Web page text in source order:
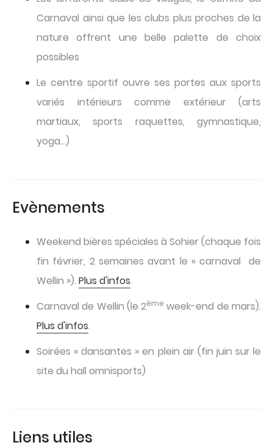
Carnaval ainsi que les clubs plus proches de la
nature offrent une belle palette de choix
possibles
Le centre sportif ouvre ses portes aux sports
variés intérieurs comme extérieur (arts
martiaux, sports raquettes, gymnastique,
yoga…)
Evènements
Weekend bières spéciales à Sohier (chaque fois
fin février, 2 semaines avant le « carnaval de
Wellin »). Plus d'infos.
Carnaval de Wellin (le 2ème week-end de mars).
Plus d'infos.
Soirées « dansantes » en plein air (fin juin sur le
site du hall omnisports)
Liens utiles